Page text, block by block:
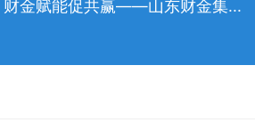
财金赋能促共赢——山东财金集...